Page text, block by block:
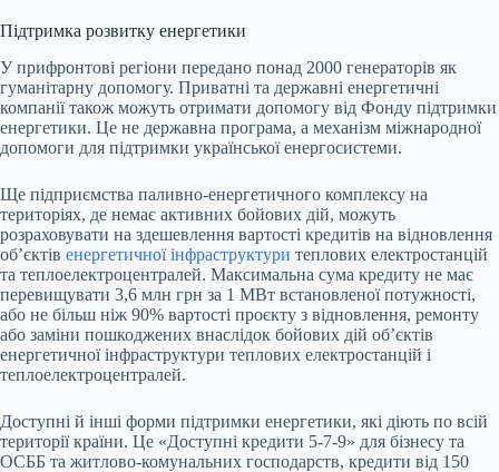
Підтримка розвитку енергетики
У прифронтові регіони передано понад 2000 генераторів як
гуманітарну допомогу. Приватні та державні енергетичні
компанії також можуть отримати допомогу від Фонду підтримки
енергетики. Це не державна програма, а механізм міжнародної
допомоги для підтримки української енергосистеми.
Ще підприємства паливно-енергетичного комплексу на
територіях, де немає активних бойових дій, можуть
розраховувати на здешевлення вартості кредитів на відновлення
об’єктів енергетичної інфраструктури теплових електростанцій
та теплоелектроцентралей. Максимальна сума кредиту не має
перевищувати 3,6 млн грн за 1 МВт встановленої потужності,
або не більш ніж 90% вартості проєкту з відновлення, ремонту
або заміни пошкоджених внаслідок бойових дій об’єктів
енергетичної інфраструктури теплових електростанцій і
теплоелектроцентралей.
Доступні й інші форми підтримки енергетики, які діють по всій
території країни. Це «Доступні кредити 5-7-9» для бізнесу та
ОСББ та житлово-комунальних господарств, кредити від 150